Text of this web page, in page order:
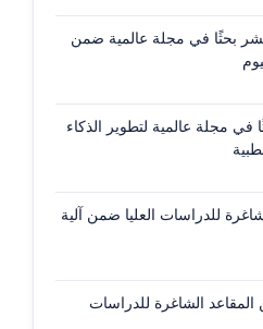
بحثًا في مجلة عالمية ضمن
مجلة عالمية لتطوير الذكاء
للدراسات العليا ضمن آلية
الشاغرة للدراسات